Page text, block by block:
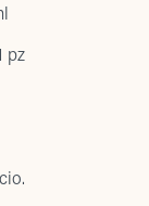
pz